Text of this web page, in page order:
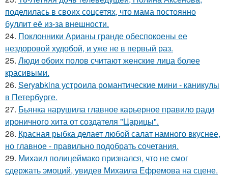
поделилась в своих соцсетях, что мама постоянно
буллит её из-за внешности.
24. Поклонники Арианы гранде обеспокоены ее
нездоровой худобой, и уже не в первый раз.
25. Люди обоих полов считают женские лица более
красивыми.
26. Seryabkina устроила романтические мини - каникулы
в Петербурге.
27. Бьянка нарушила главное карьерное правило ради
ироничного хита от создателя "Царицы".
28. Красная рыбка делает любой салат намного вкуснее,
но главное - правильно подобрать сочетания.
29. Михаил полицеймако признался, что не смог
сдержать эмоций, увидев Михаила Ефремова на сцене.